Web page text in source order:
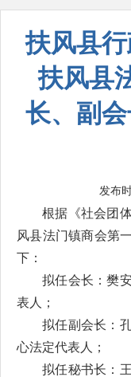
扶风县
扶风县
长、副
发布
根据《社会团
风县法门镇商会第
下：
拟任会长：樊
表人；
拟任副会长：
心法定代表人；
拟任秘书长：